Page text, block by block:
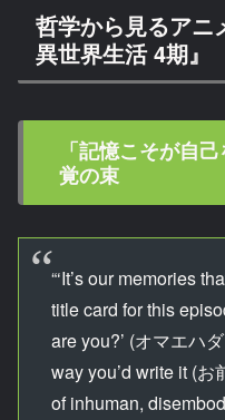
哲学から見るアニ
異世界生活 4期』
「記憶こそが自
覚の束
“‘It’s our memories
title card for this
are you?’ (オマエハ
way you’d write it (
of inhuman,